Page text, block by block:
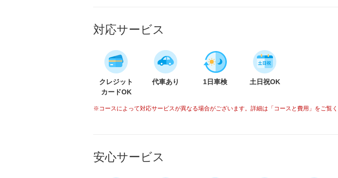
対応サービス
クレジット
カードOK
代車あり 1日車検 土日祝OK
※コースによって対応サービスが異なる場合がございます。詳細は「コースと費用」をご覧く
安心サービス